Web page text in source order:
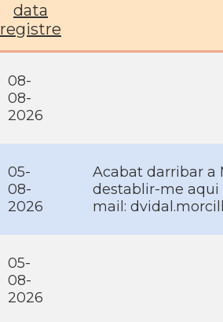
data
registre
08-
08-
2026
05-
08-
2026
Acabat darribar a
destablir-me aqui
mail:
05-
08-
2026